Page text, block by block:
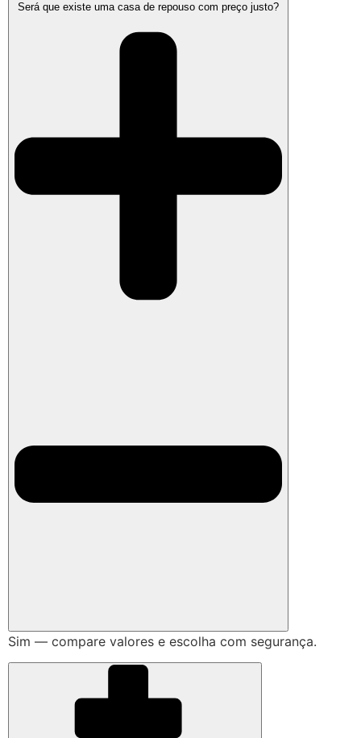
Será que existe uma casa de repouso com preço justo?
Sim — compare valores e escolha com segurança.